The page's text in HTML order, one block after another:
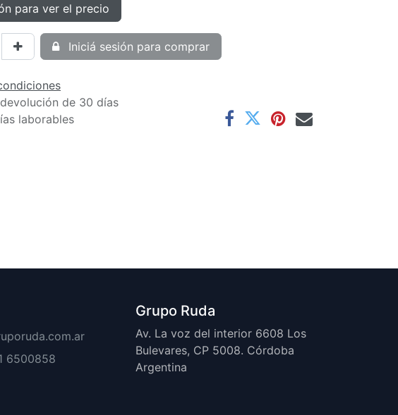
para ver el precio
Iniciá sesión para comprar
de 30 días
laborables
6500858
Grupo Ruda
Av. La voz del interior 6608 Los
Bulevares, CP 5008. Córdoba
Argentina